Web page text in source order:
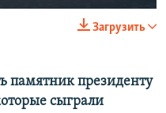
Загрузить
памятник президенту
сыграли